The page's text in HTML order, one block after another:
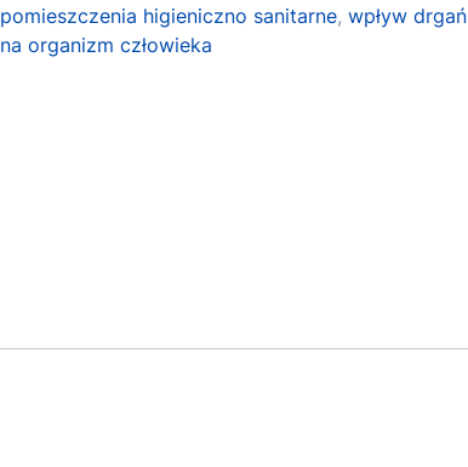
pomieszczenia higieniczno sanitarne,wpływ drgań
na organizm człowieka